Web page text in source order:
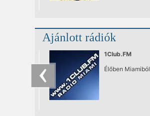
Ajánlott rádiók
1Club.FM
Élőben Miamiból